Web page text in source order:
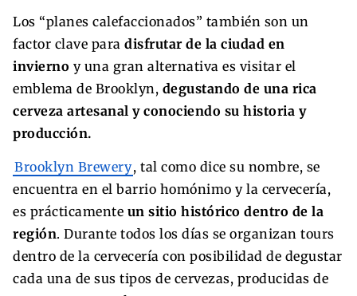
Los “planes calefaccionados” también son un
factor clave para disfrutar de la ciudad en
invierno y una gran alternativa es visitar el
emblema de Brooklyn, degustando de una rica
cerveza artesanal y conociendo su historia y
producción.
Brooklyn Brewery, tal como dice su nombre, se
encuentra en el barrio homónimo y la cervecería,
es prácticamente un sitio histórico dentro de la
región. Durante todos los días se organizan tours
dentro de la cervecería con posibilidad de degustar
cada una de sus tipos de cervezas, producidas de